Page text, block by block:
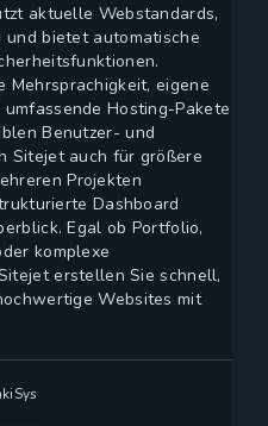
aktuelle Webstandards,
bietet automatische
eigene
Hosting-Pakete
Benutzer- und
Sitejet auch für größere
Projekten
Dashboard
Egal ob Portfolio,
komplexe
erstellen Sie schnell,
Websites mit